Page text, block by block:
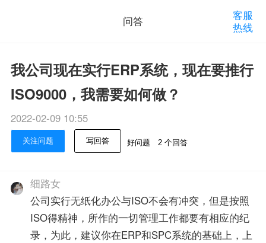
问答
客服
热线
我公司现在实行ERP系统，现在要推行
ISO9000，我需要如何做？
2022-02-09 10:55
关注问题 写回答 好问题 2 个回答
细路女
公司实行无纸化办公与ISO不会有冲突，但是按照
ISO得精神，所作的一切管理工作都要有相应的纪
录，为此，建议你在ERP和SPC系统的基础上，上